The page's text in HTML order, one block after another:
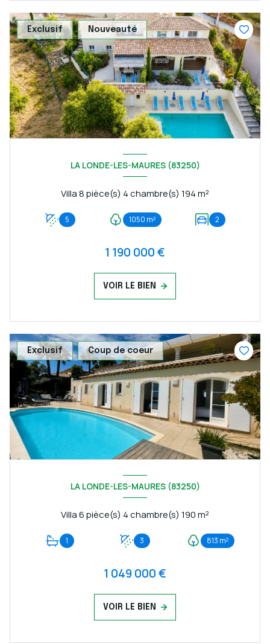
Exclusif Nouveauté
LA LONDE-LES-MAURES (83250)
Villa 8 pièce(s) 4 chambre(s) 194 m²
5 1050 m² 2
1 190 000 €
VOIR LE BIEN
Exclusif Coup de coeur
LA LONDE-LES-MAURES (83250)
Villa 6 pièce(s) 4 chambre(s) 190 m²
1 3 813 m²
1 049 000 €
VOIR LE BIEN